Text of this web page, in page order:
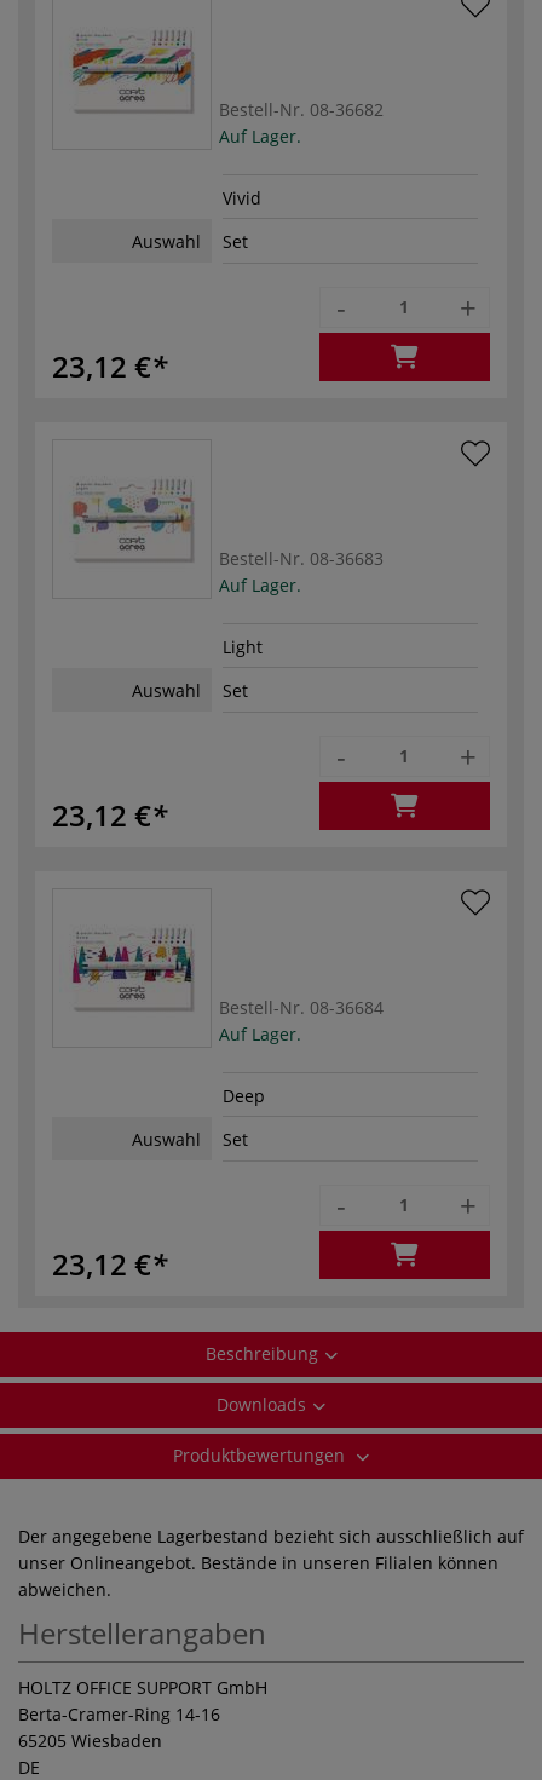
Bestell-Nr. 08-36682
Auf Lager.
Vivid
Auswahl
Set
23,12 €
- +
Bestell-Nr. 08-36683
Auf Lager.
Light
Auswahl
Set
23,12 €
- +
Bestell-Nr. 08-36684
Auf Lager.
Deep
Auswahl
Set
23,12 €
- +
Beschreibung
Downloads
Produktbewertungen
Der angegebene Lagerbestand bezieht sich ausschließlich auf
unser Onlineangebot. Bestände in unseren Filialen können
abweichen.
Herstellerangaben
HOLTZ OFFICE SUPPORT GmbH
Berta-Cramer-Ring 14-16
65205 Wiesbaden
DE